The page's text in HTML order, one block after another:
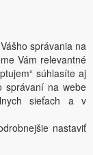
r.o.2026
správania na
Vám relevantné
súhlasíte aj
správaní na webe
sieťach a v
nastaviť